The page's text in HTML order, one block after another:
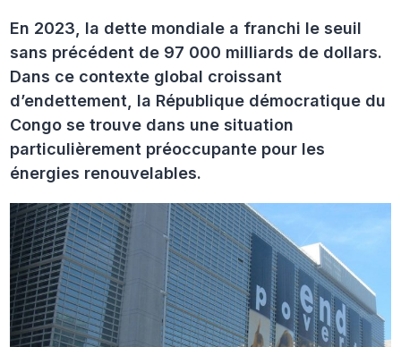
En 2023, la dette mondiale a franchi le seuil
sans précédent de 97 000 milliards de dollars.
Dans ce contexte global croissant
d’endettement, la République démocratique du
Congo se trouve dans une situation
particulièrement préoccupante pour les
énergies renouvelables.